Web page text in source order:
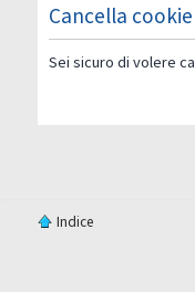
Cancella cookie
Sei sicuro di volere
Indice